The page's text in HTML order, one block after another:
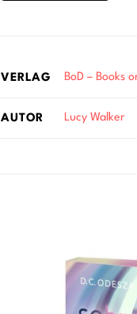
VERLAG BoD – Books
AUTOR Lucy Walker